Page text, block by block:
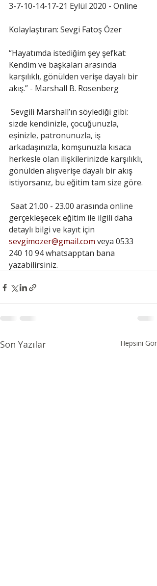
3-7-10-14-17-21 Eylül 2020 - Online
Kolaylaştıran: Sevgi Fatoş Özer
“Hayatımda istediğim şey şefkat:
Kendim ve başkaları arasında
karşılıklı, gönülden verişe dayalı bir
akış.” - Marshall B. Rosenberg
Sevgili Marshall’ın söylediği gibi:
sizde kendinizle, çocuğunuzla,
eşinizle, patronunuzla, iş
arkadaşınızla, komşunuzla kısaca
herkesle olan ilişkilerinizde karşılıklı,
gönülden alışverişe dayalı bir akış
istiyorsanız, bu eğitim tam size göre.
Saat 21.00 - 23.00 arasında online
gerçekleşecek eğitim ile ilgili daha
detaylı bilgi ve kayıt için
sevgimozer@gmail.com veya 0533
240 10 94 whatsapptan bana
yazabilirsiniz.
Son Yazılar Hepsini Gör